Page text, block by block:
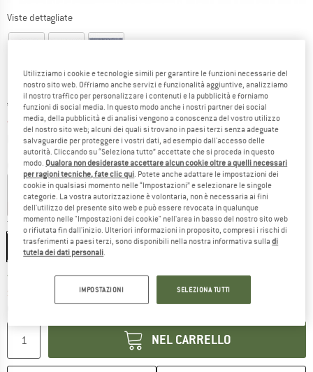
Viste dettagliate
Prezzo originale :
49,95€
Prezzo:
42,46€ incl. IVA
più Spese di spedizioneInformazioni sui costi di spedizione. Si apre in
Colore:Iroise
Dune / Beige
15%
Embrun / Light Grey
15%
Iroise
15%
Taglia:180 x 60 cm
180 x 60 cm
Tempi di consegna: 3-5 giorni lavorativiIl link si apre in una casella
Soltanto uno in magazzino!
NEL CARRELLO
Utilizziamo i cookie e tecnologie simili per garantire le funzioni necessarie del
nostro sito web. Offriamo anche servizi e funzionalità aggiuntive, analizziamo
il nostro traffico per personalizzare i contenuti e la pubblicità e forniamo
funzioni di social media. In questo modo anche i nostri partner dei social
media, della pubblicità e di analisi vengono a conoscenza del vostro utilizzo
del nostro sito web; alcuni dei quali si trovano in paesi terzi senza adeguate
salvaguardie per proteggere i vostri dati, ad esempio dall'accesso delle
autorità. Cliccando su “Seleziona tutto” accettate che si proceda in questo
modo. Qualora non desideraste accettare alcun cookie oltre a quelli necessari
per ragioni tecniche, fate clic qui. Potete anche adattare le impostazioni dei
cookie in qualsiasi momento nelle “Impostazioni” e selezionare le singole
categorie. La vostra autorizzazione è volontaria, non è necessaria ai fini
dell'utilizzo del presente sito web e può essere revocata in qualunque
momento nelle "Impostazioni dei cookie" nell'area in basso del nostro sito web
o rifiutata fin dall'inizio. Ulteriori informazioni in proposito, compresi i rischi di
trasferimenti a paesi terzi, sono disponibili nella nostra informativa sulladi
tutela dei dati personali.
IMPOSTAZIONI SELEZIONA TUTTI